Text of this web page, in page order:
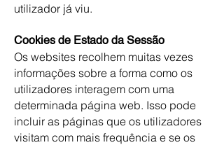
utilizador já viu.
Cookies de Estado da Sessão
Os websites recolhem muitas vezes
informações sobre a forma como os
utilizadores interagem com uma
determinada página web. Isso pode
incluir as páginas que os utilizadores
visitam com mais frequência e se os